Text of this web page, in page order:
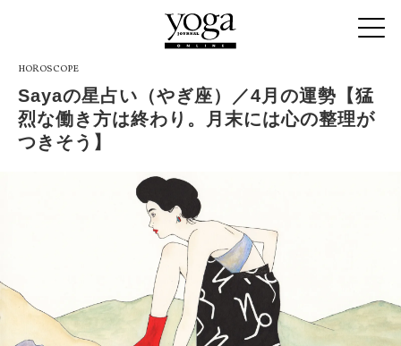
HOROSCOPE
Sayaの星占い（やぎ座）／4月の運勢【猛
烈な働き方は終わり。月末には心の整理が
つきそう】